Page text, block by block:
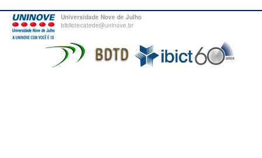
Universidade Nove de Julho
bibliotecatede@uninove.br